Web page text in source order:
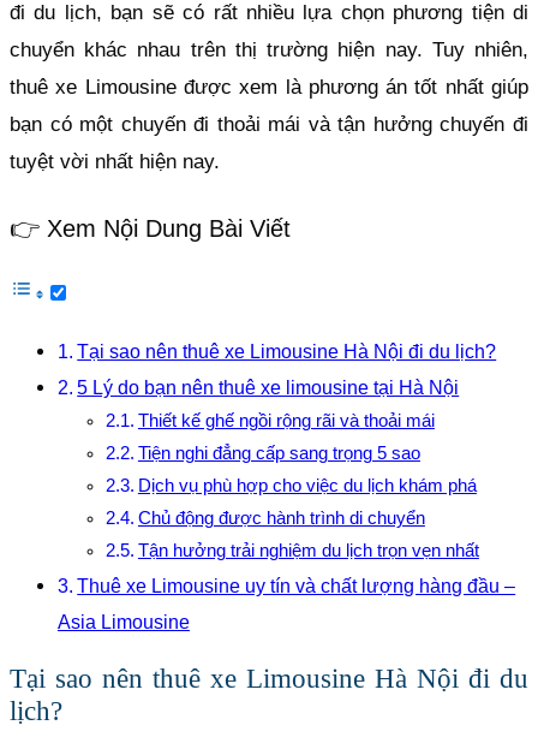
đi du lịch, bạn sẽ có rất nhiều lựa chọn phương tiện di
chuyển khác nhau trên thị trường hiện nay. Tuy nhiên,
thuê xe Limousine được xem là phương án tốt nhất giúp
bạn có một chuyến đi thoải mái và tận hưởng chuyến đi
tuyệt vời nhất hiện nay.
👉 Xem Nội Dung Bài Viết
Tại sao nên thuê xe Limousine Hà Nội đi du lịch?
5 Lý do bạn nên thuê xe limousine tại Hà Nội
Thiết kế ghế ngồi rộng rãi và thoải mái
Tiện nghi đẳng cấp sang trọng 5 sao
Dịch vụ phù hợp cho việc du lịch khám phá
Chủ động được hành trình di chuyển
Tận hưởng trải nghiệm du lịch trọn vẹn nhất
Thuê xe Limousine uy tín và chất lượng hàng đầu –
Asia Limousine
Tại sao nên thuê xe Limousine Hà Nội đi du
lịch?